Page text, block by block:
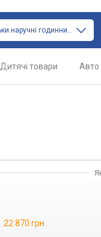
тільки наручні годинники
Дитячі товари Авто
22 870 грн.